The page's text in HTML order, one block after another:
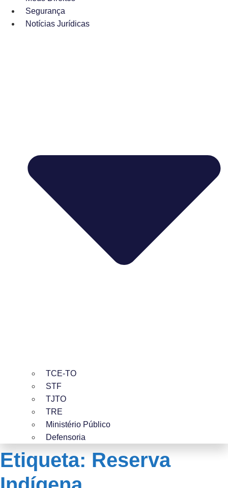
Segurança
Notícias Jurídicas
TCE-TO
STF
TJTO
TRE
Ministério Público
Defensoria
Etiqueta: Reserva